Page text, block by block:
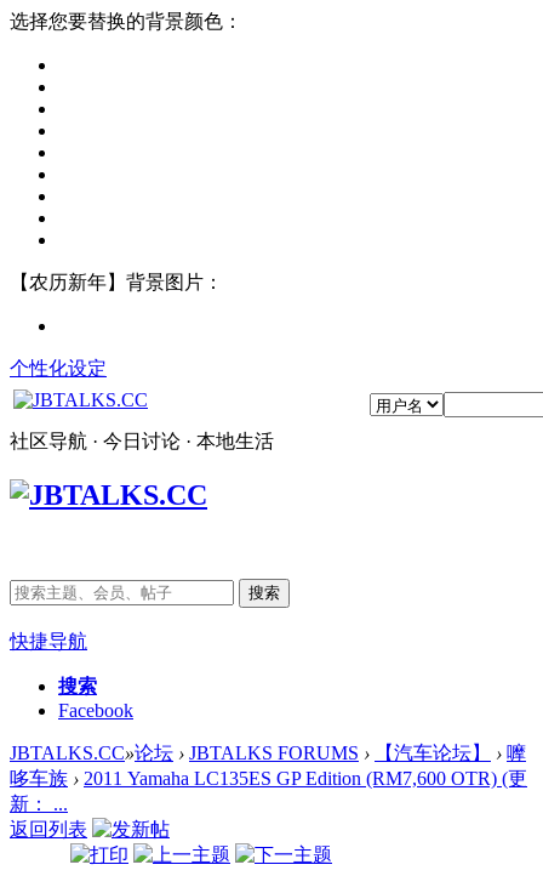
选择您要替换的背景颜色：
【农历新年】背景图片：
个性化设定
社区导航 · 今日讨论 · 本地生活
搜索
快捷导航
搜索
Facebook
JBTALKS.CC»论坛 › JBTALKS FORUMS › 【汽车论坛】 › 嚤
哆车族 › 2011 Yamaha LC135ES GP Edition (RM7,600 OTR) (更
新： ...
返回列表